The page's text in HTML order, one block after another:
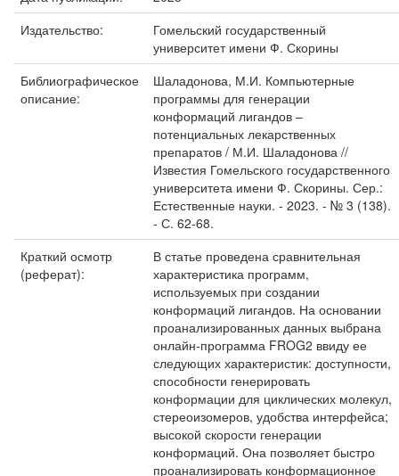
Издательство:
Гомельский государственный
университет имени Ф. Скорины
Библиографическое
описание:
Шаладонова, М.И. Компьютерные
программы для генерации
конформаций лигандов –
потенциальных лекарственных
препаратов / М.И. Шаладонова //
Известия Гомельского государственного
университета имени Ф. Скорины. Сер.:
Естественные науки. - 2023. - № 3 (138).
- С. 62-68.
Краткий осмотр
(реферат):
В статье проведена сравнительная
характеристика программ,
используемых при создании
конформаций лигандов. На основании
проанализированных данных выбрана
онлайн-программа FROG2 ввиду ее
следующих характеристик: доступности,
способности генерировать
конформации для циклических молекул,
стереоизомеров, удобства интерфейса;
высокой скорости генерации
конформаций. Она позволяет быстро
проанализировать конформационное